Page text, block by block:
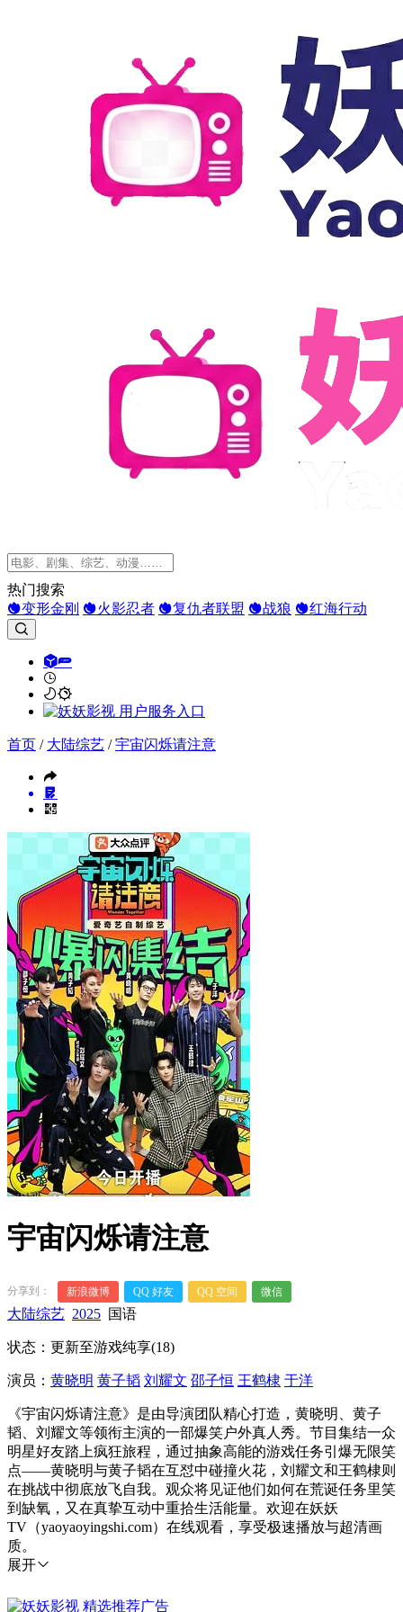
热门搜索
变形金刚
火影忍者 复仇者联盟 战狼 红海行动
首页 / 大陆综艺 /宇宙闪烁请注意
宇宙闪烁请注意
分享到： 新浪微博 QQ 好友 QQ 空间 微信
大陆综艺 2025 国语
状态：更新至游戏纯享(18)
演员： 黄晓明 黄子韬 刘耀文 邵子恒 王鹤棣 于洋
《宇宙闪烁请注意》是由导演团队精心打造，黄晓明、黄子
韬、刘耀文等领衔主演的一部爆笑户外真人秀。节目集结一众
明星好友踏上疯狂旅程，通过抽象高能的游戏任务引爆无限笑
点——黄晓明与黄子韬在互怼中碰撞火花，刘耀文和王鹤棣则
在挑战中彻底放飞自我。观众将见证他们如何在荒诞任务里笑
到缺氧，又在真挚互动中重拾生活能量。欢迎在妖妖
TV（yaoyaoyingshi.com）在线观看，享受极速播放与超清画
质。
展开